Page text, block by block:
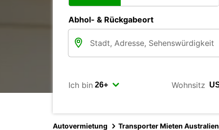
Abhol- & Rückgabeort
Ich bin Wohnsitz
Autovermietung Transporter Mieten Australien